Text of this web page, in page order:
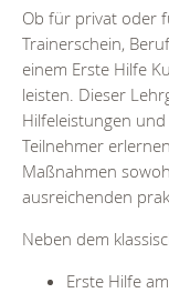
Ob für privat oder
Trainerschein,
einem Erste Hilfe
leisten. Dieser
Hilfeleistungen
Teilnehmer
Maßnahmen
ausreichenden
Neben dem
Erste Hilfe